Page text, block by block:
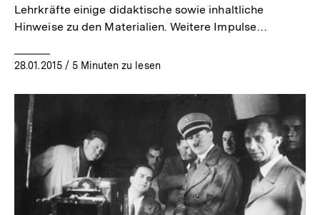
Lehrkräfte einige didaktische sowie inhaltliche
Hinweise zu den Materialien. Weitere Impulse…
28.01.2015/ 5 Minuten zu lesen